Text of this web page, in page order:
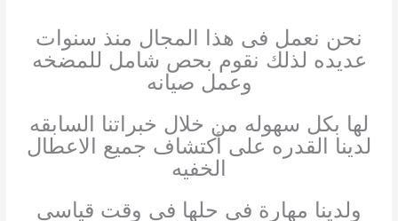
نحن نعمل فى هذا المجال منذ سنوات
عديده لذلك نقوم بحص شامل للمضخه
وعمل صيانه
لها بكل سهوله من خلال خبراتنا السابقه
لدينا القدره على أكتشاف جميع الاعطال
الخفيه
ولدينا مهارة فى حلها فى وقت قياسى